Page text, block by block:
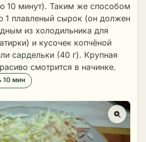
10 минут). Таким же способом
1 плавленый сырок (он должен
из холодильника для
и кусочек копчёной
сардельки (40 г). Крупная
смотрится в начинке.
10 мин